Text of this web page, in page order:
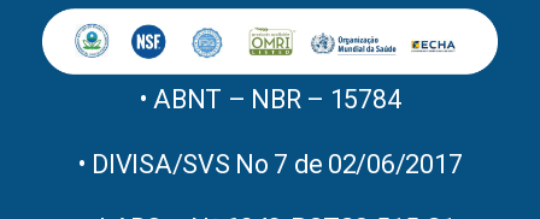
• ABNT – NBR – 15784
• DIVISA/SVS No 7 de 02/06/2017